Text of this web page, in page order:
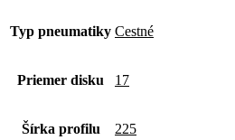
Typ pneumatiky Cestné
Priemer disku 17
Šírka profilu 225